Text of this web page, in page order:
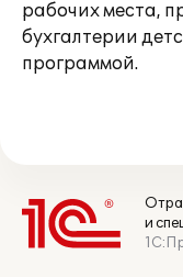
рабочих места,
бухгалтерии
программой.
и